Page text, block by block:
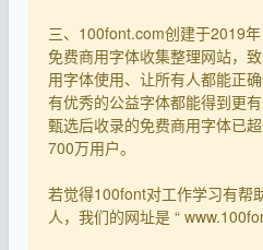
三、100font.com创建于2019
免费商用字体收集整理网站，
用字体使用、让所有人都能正
有优秀的公益字体都能得到更
甄选后收录的免费商用字体已
700万用户。
若觉得100font对工作学习有帮
人，我们的网址是 “